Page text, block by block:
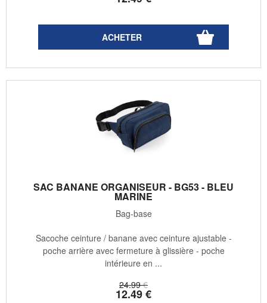
SAC BANANE ORGANISEUR - BG53 - BLEU
MARINE
Bag-base
24.99 €
12.49€
Sacoche ceinture / banane avec ceinture ajustable -
poche arrière avec fermeture à glissière - poche
intérieure en ...